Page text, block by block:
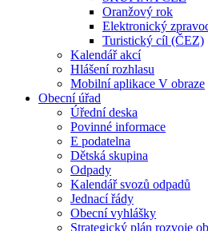
Oranžový rok
Elektronický
Turistický cíl (ČEZ)
Kalendář akcí
Hlášení rozhlasu
Mobilní aplikace V obraze
Obecní úřad
Úřední deska
Povinné informace
E podatelna
Dětská skupina
Odpady
Kalendář svozů odpadů
Jednací řády
Obecní vyhlášky
Strategický plán rozvoje